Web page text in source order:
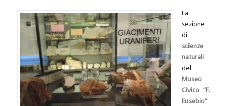
La
sezione
di
scienze
naturali
del
Museo
Civico “F.
Eusebio”